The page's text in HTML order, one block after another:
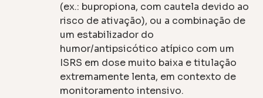
(ex.: bupropiona, com cautela devido ao
risco de ativação), ou a combinação de
um estabilizador do
humor/antipsicótico atípico com um
ISRS em dose muito baixa e titulação
extremamente lenta, em contexto de
monitoramento intensivo.